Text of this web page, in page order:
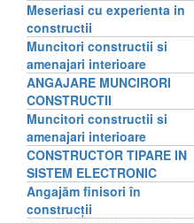
Meseriasi cu experienta in
constructii
Muncitori constructii si
amenajari interioare
ANGAJARE MUNCIRORI
CONSTRUCTII
Muncitori constructii si
amenajari interioare
CONSTRUCTOR TIPARE IN
SISTEM ELECTRONIC
Angajăm finisori în
construcții